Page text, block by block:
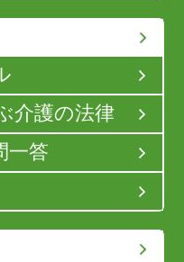
介護の法律
一答